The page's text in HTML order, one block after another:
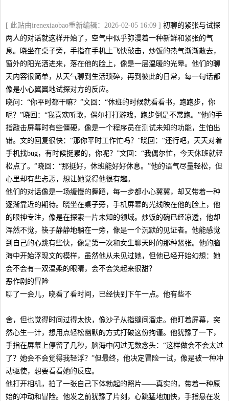
[ 此贴由irenexiaobao重新编辑：2026-02-05 16:09 ] 初聊的紧张与试探
两人的对话就这样开始了，空气中似乎弥漫着一种新鲜和紧张的气
息。晓坐在桌子旁，手指在手机上飞快敲击，炒饭的热气渐渐散去，
窗外的阳光洒进来，落在他的脸上，像是一层温暖的光晕。他们的聊
天内容很简单，从天气聊到生活琐碎，再到彼此的日常，每一句话都
像是小心翼翼地试探对方的反应。
晓问：“你平时都干嘛？”文回：“休班的时候就看看书，跑跑步，你
呢？”晓回：“我喜欢听歌，偶尔打打游戏，跑步倒是不常跑。”他的手
指敲击屏幕时有些僵硬，像是一个程序员在测试未知的功能，生怕出
错。文的回复很快：“那你平时工作忙吗？”晓回：“还行吧，天天对着
手机找bug，有时候挺累的，你呢？”文回：“我偶尔忙，今天休班就轻
松点了。”晓回：“那挺好，休班能好好休息。”他的语气尽量轻松，但
心里却有些忐忑，想让她觉得他很有趣。
他们的对话像是一场缓慢的舞蹈，每一步都小心翼翼，却又带着一种
逐渐靠近的期待。晓坐在桌子旁，手机屏幕的光线映在他的脸上，他
的眼神专注，像是在探索一片未知的领域。炒饭的碗已经凉透，他却
浑然不觉，筷子静静地躺在一旁，像是一个沉默的见证者。他能感觉
到自己的心跳有些快，像是第一次和女生聊天时的那种紧张。他的脑
海中开始浮现文的模样，虽然他从未见过她，但他已经开始幻想：她
会不会有一双温柔的眼睛，会不会笑起来很甜？
恶作剧的冒险
聊了一会儿，晓看了看时间，已经快到下午一点。他有些不
舍，但也觉得时间过得太快，像沙子从指缝间溜走。他盯着屏幕，突
然心生一计，想用点轻松幽默的方式打破这份拘谨。他犹豫了一下，
手指在屏幕上停留了几秒，脑海中闪过无数念头：“这样做会不会太过
了？她会不会觉得我轻浮？”但最终，他决定冒险一试，像是被一种冲
动驱使，想要看看她的反应。
他打开相机，拍了一张自己下体勃起的照片——真实的，带着一种原
始的冲动和冒险。他发之前犹豫了片刻，心跳猛地加快，手指悬在发